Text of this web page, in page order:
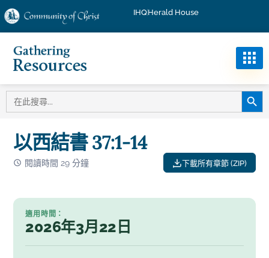
IHQHerald House
搜尋按
以西結書 37:1-14
下載所有章節 (ZIP)
閱讀時間 29 分鐘
適用時間：
2026年3月22日